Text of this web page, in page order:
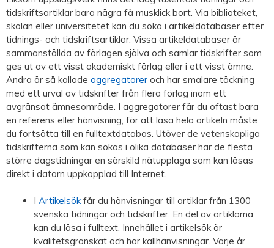
tidskriftsartiklar bara några få musklick bort. Via biblioteket,
skolan eller universitetet kan du söka i artikeldatabaser efter
tidnings- och tidskriftsartiklar. Vissa artikeldatabaser är
sammanställda av förlagen själva och samlar tidskrifter som
ges ut av ett visst akademiskt förlag eller i ett visst ämne.
Andra är så kallade aggregatorer och har smalare täckning
med ett urval av tidskrifter från flera förlag inom ett
avgränsat ämnesområde. I aggregatorer får du oftast bara
en referens eller hänvisning, för att läsa hela artikeln måste
du fortsätta till en fulltextdatabas. Utöver de vetenskapliga
tidskrifterna som kan sökas i olika databaser har de flesta
större dagstidningar en särskild nätupplaga som kan läsas
direkt i datorn uppkopplad till Internet.
I Artikelsökfår du hänvisningar till artiklar från 1300
svenska tidningar och tidskrifter. En del av artiklarna
kan du läsa i fulltext. Innehållet i artikelsök är
kvalitetsgranskat och har källhänvisningar. Varje år